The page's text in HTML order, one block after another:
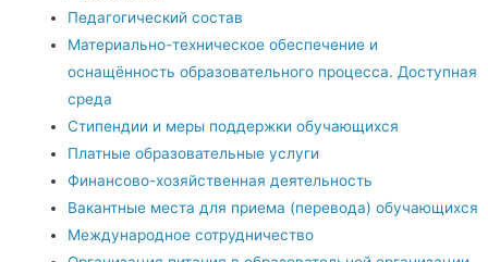
Педагогический состав
Материально-техническое обеспечение и
оснащённость образовательного процесса. Доступная
среда
Стипендии и меры поддержки обучающихся
Платные образовательные услуги
Финансово-хозяйственная деятельность
Вакантные места для приема (перевода) обучающихся
Международное сотрудничество